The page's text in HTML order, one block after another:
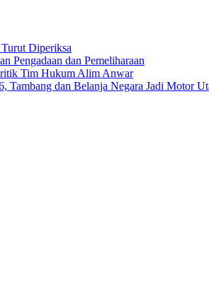
Diperiksa
Pengadaan dan Pemeliharaan
Tim Hukum Alim Anwar
Tambang dan Belanja Negara Jadi Motor